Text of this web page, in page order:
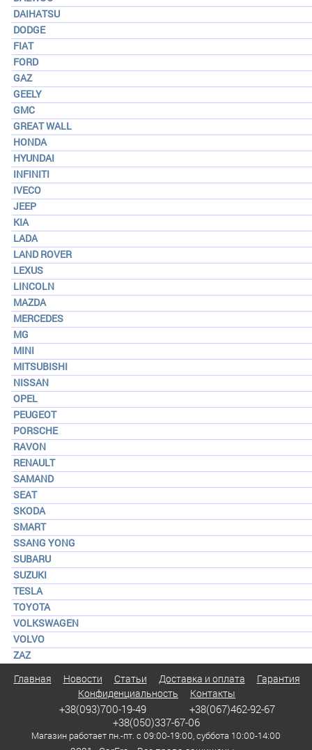
DAIHATSU
DODGE
FIAT
FORD
GAZ
GEELY
GMC
GREAT WALL
HONDA
HYUNDAI
INFINITI
IVECO
JEEP
KIA
LADA
LAND ROVER
LEXUS
LINCOLN
MAZDA
MERCEDES
MG
MINI
MITSUBISHI
NISSAN
OPEL
PEUGEOT
PORSCHE
RAVON
RENAULT
SAMAND
SEAT
SKODA
SMART
SSANG YONG
SUBARU
SUZUKI
TESLA
TOYOTA
VOLKSWAGEN
VOLVO
ZAZ
Главная Новости Статьи Доставка и оплата
Гарантия
Конфиденциальность
Контакты
+38(093)700-19-49
+38(067)462-92-67
+38(050)337-67-06
Магазин работает пн.-пт. с 09:00-19:00, суббота 10:00-14:00